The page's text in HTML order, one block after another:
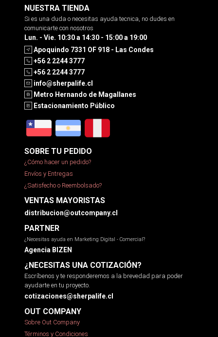
NUESTRA TIENDA
Si es una duda o necesitas ayuda tecnica, no dudes en
comunicarte con nosotros
Lun. - Vie. 10:30 a 14:30 - 15:00 a 19:00
Apoquindo 7331 OF 918 - Las Condes
+56 2 2244 3777
+56 2 2244 3777
info@sherpalife.cl
Metro Hernando de Magallanes
Estacionamiento Público
SOBRE TU PEDIDO
¿Cómo hacer un pedido?
Envíos y Entregas
¿Satisfecho o Reembolsado?
VENTAS MAYORISTAS
distribucion@outcompany.cl
PARTNER
¿Necesitas ayuda en Marketing Digital - Comercial?
Agencia BIZEN
¿NECESITAS UNA COTIZACIÓN?
Escríbenos y te responderemos a la brevedad para poder
ayudarte en tu proyecto.
cotizaciones@sherpalife.cl
OUT COMPANY
Sobre Out Company
Términos y Condiciones